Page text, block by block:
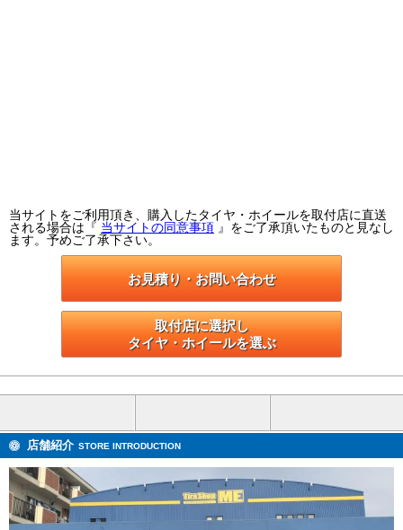
当サイトをご利用頂き、購入したタイヤ・ホイールを取付店に直送
される場合は『 当サイトの同意事項 』をご了承頂いたものと見なし
ます。予めご了承下さい。
お見積り・お問い合わせ
取付店に選択し
タイヤ・ホイールを選ぶ
店舗紹介 STORE INTRODUCTION